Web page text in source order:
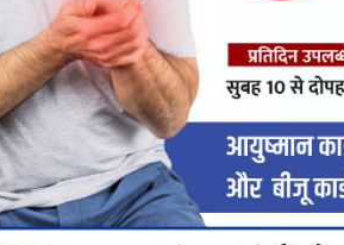
है। मामले में धारा 303(2)-BNS के तहत अपराध दर्ज